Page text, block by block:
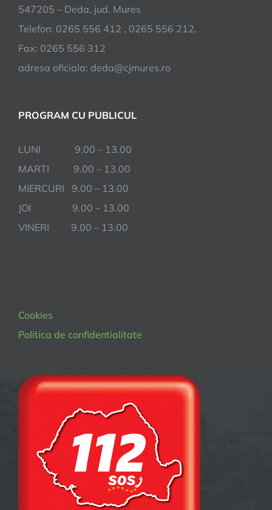
547205 – Deda, jud. Mures
Telefon: 0265 556 412 , 0265 556 212,
Fax: 0265 556 312
adresa oficiala: deda@cjmures.ro
PROGRAM CU PUBLICUL
LUNI 9.00 – 13.00
MARTI 9.00 – 13.00
MIERCURI 9.00 – 13.00
JOI 9.00 – 13.00
VINERI 9.00 – 13.00
Cookies
Politica de confidentialitate